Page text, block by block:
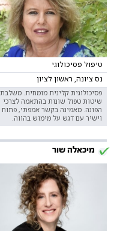
טיפול פסיכולוגי
נס ציונה, ראשון לציון
פסיכולוגית קלינית מומחית. משלבת
שיטות טפול שונות בהתאמה לצרכי
הפונה. מאמינה בקשר אמפתי, פתוח
וישיר עם דגש על מימוש בהווה.
מיכאלה שור